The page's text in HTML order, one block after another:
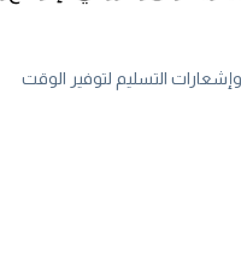
التسليم لتوفير الوقت